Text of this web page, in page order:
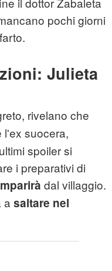
pochi giorni
Julieta
rivelano che
l'ex suocera,
spoiler si
i preparativi di
dal villaggio.
a saltare nel